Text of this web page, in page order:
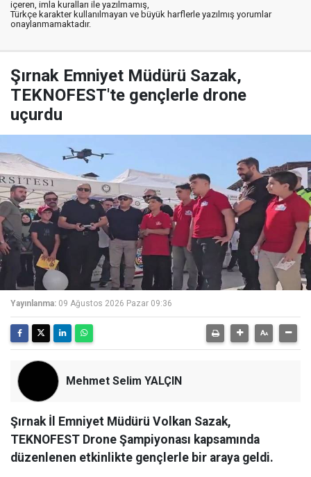
içeren, imla kuralları ile yazılmamış,
Türkçe karakter kullanılmayan ve büyük harflerle yazılmış yorumlar
onaylanmamaktadır.
Şırnak Emniyet Müdürü Sazak,
TEKNOFEST'te gençlerle drone
uçurdu
Yayınlanma: 09 Ağustos 2026 Pazar 09:36
Mehmet Selim YALÇIN
Şırnak İl Emniyet Müdürü Volkan Sazak,
TEKNOFEST Drone Şampiyonası kapsamında
düzenlenen etkinlikte gençlerle bir araya geldi.